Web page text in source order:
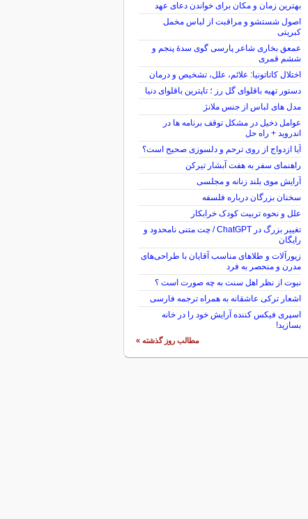
بهترین زمان و مکان برای خواندن دعای عهد
اصول شستشو و مراقبت از لباس مخمل
کبریتی
عمعق بخاری شاعر پارسی گوی سدهٔ پنجم و
ششم قمری
اختلال کاتاتونیا: علائم، علل، تشخیص و درمان
دستور تهیه باقلوای گل رز ؛ تاپترین باقلوای دنیا
مدل های لباس از جنس ملانژ
عوامل دخیل در مشکل توقف برنامه ها در
اندروید + راه حل
آیا ازدواج از روی ترحم و دلسوزی صحیح است؟
راهنمای سفر به هفت آبشار تیرکن
آرایش موی بلند زنانه و مجلسی
سخنان بزرگان درباره فلسفه
علل و نحوه تربیت کودک خرابکار
تغییر بزرگ در ChatGPT / چت متنی نامحدود و
رایگان
زیورآلات و طلاهای مناسب آقایان با طراحی‌های
مدرن و منحصر به فرد
نبوت از نظر اهل سنت به چه صورت است ؟
اشعار ترکی عاشقانه به همراه ترجمه فارسی
اسپری فیکس کننده آرایش خود را در خانه
بسازید!
مطالب روز گذشته »